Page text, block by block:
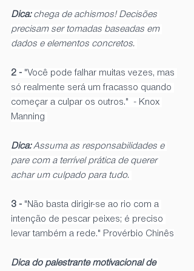
Dica: chega de achismos! Decisões
precisam ser tomadas baseadas em
dados e elementos concretos.
2 - "Você pode falhar muitas vezes, mas
só realmente será um fracasso quando
começar a culpar os outros."  - Knox
Manning
Dica: Assuma as responsabilidades e
pare com a terrível prática de querer
achar um culpado para tudo.
3 - "Não basta dirigir-se ao rio com a
intenção de pescar peixes; é preciso
levar também a rede." Provérbio Chinês
Dica do palestrante motivacional de